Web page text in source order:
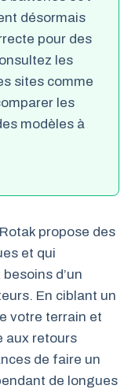
désormais
pour des
les
sites comme
les
modèles à
propose des
et qui
d’un
En ciblant un
votre terrain et
aux retours
de faire un
de longues